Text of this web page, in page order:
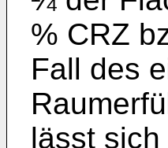
% CRZ
Fall des
lässt